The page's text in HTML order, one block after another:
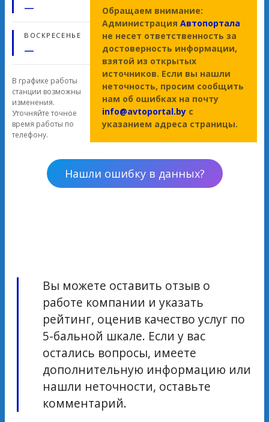
—
ВОСКРЕСЕНЬЕ
—
В графике работы
станции возможны
изменения.
Уточняйте точное
время работы по
телефону.
Обращаем внимание:
Администрация Автопортала
не несет ответственность за
достоверность информации,
взятой из открытых
источников. Если вы нашли
неточность, просим сообщить
нам об ошибках на почту
info@avtoportal.by с
указанием адреса страницы.
Нашли ошибку в данных?
Вы можете оставить отзыв о
работе компании и указать
рейтинг, оценив качество услуг по
5-бальной шкале. Если у вас
остались вопросы, имеете
дополнительную информацию или
нашли неточности, оставьте
комментарий.